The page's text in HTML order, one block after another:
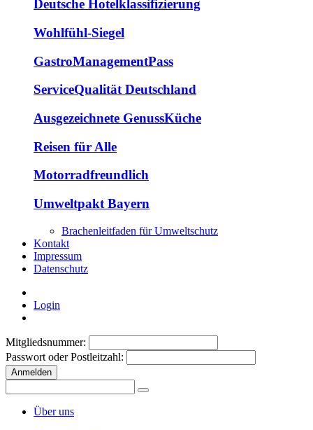
Deutsche Hotelklassifizierung
Wohlfühl-Siegel
GastroManagementPass
ServiceQualität Deutschland
Ausgezeichnete GenussKüche
Reisen für Alle
Motorradfreundlich
Umweltpakt Bayern
Brachenleitfaden für Umweltschutz
Kontakt
Impressum
Datenschutz
Login
Mitgliedsnummer:
Passwort oder Postleitzahl:
Anmelden
Über uns